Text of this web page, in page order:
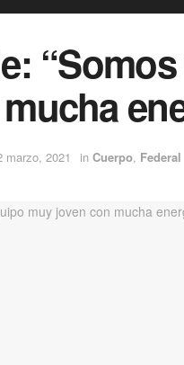
marzo, 2021 in Cuerpo, Federal